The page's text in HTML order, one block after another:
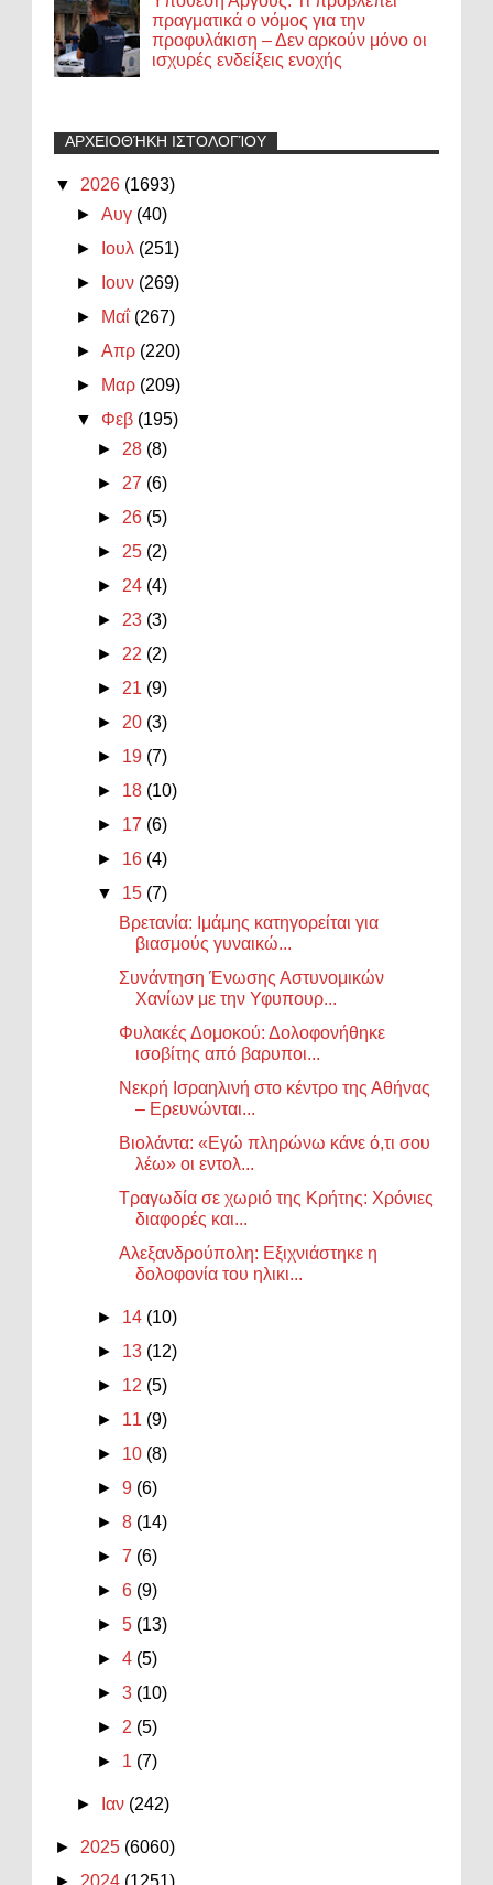
πραγματικά ο νόμος για την
προφυλάκιση – Δεν αρκούν μόνο οι
ισχυρές ενδείξεις ενοχής
ΑΡΧΕΙΟΘΉΚΗ ΙΣΤΟΛΟΓΊΟΥ
▼ 2026 (1693)
►Αυγ (40)
►
Ιουλ (251)
►
Ιουν (269)
►
Μαΐ (267)
►Απρ (220)
►
Μαρ (209)
▼ Φεβ (195)
► 28 (8)
► 27 (6)
► 26 (5)
► 25 (2)
► 24 (4)
► 23 (3)
► 22 (2)
► 21 (9)
► 20 (3)
► 19 (7)
► 18 (10)
► 17 (6)
► 16 (4)
▼ 15 (7)
Βρετανία: Ιμάμης κατηγορείται για
βιασμούς γυναικώ...
Συνάντηση Ένωσης Αστυνομικών
Χανίων με την Υφυπουρ...
Φυλακές Δομοκού: Δολοφονήθηκε
ισοβίτης από βαρυποι...
Νεκρή Ισραηλινή στο κέντρο της Αθήνας
– Ερευνώνται...
Βιολάντα: «Εγώ πληρώνω κάνε ό,τι σου
λέω» οι εντολ...
Τραγωδία σε χωριό της Κρήτης: Χρόνιες
διαφορές και...
Αλεξανδρούπολη: Εξιχνιάστηκε η
δολοφονία του ηλικι...
► 14 (10)
► 13 (12)
► 12 (5)
► 11 (9)
► 10 (8)
►9 (6)
►8 (14)
►7 (6)
►6 (9)
►5 (13)
►4 (5)
►3 (10)
► 2 (5)
► 1 (7)
► Ιαν (242)
► 2025 (6060)
► 2024 (1251)